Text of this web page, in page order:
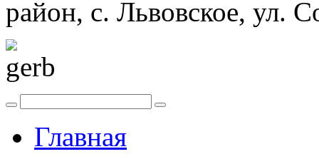
район, с. Львовское, ул.
Главная